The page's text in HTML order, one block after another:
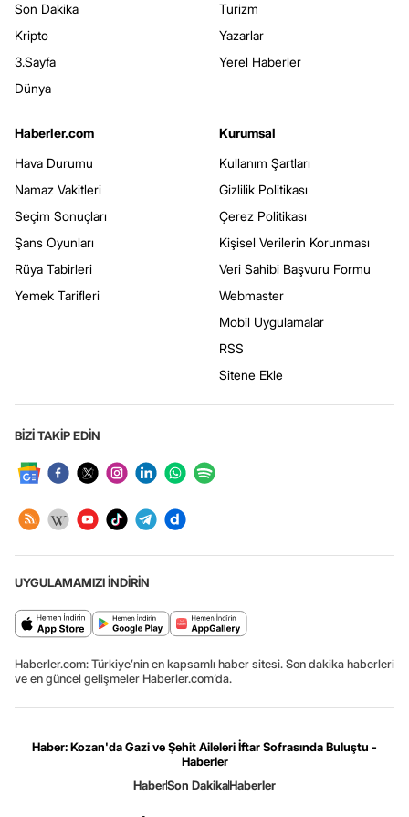
Son Dakika
Kripto
3.Sayfa
Dünya
Turizm
Yazarlar
Yerel Haberler
Haberler.com
Hava Durumu
Namaz Vakitleri
Seçim Sonuçları
Şans Oyunları
Rüya Tabirleri
Yemek Tarifleri
Kurumsal
Kullanım Şartları
Gizlilik Politikası
Çerez Politikası
Kişisel Verilerin Korunması
Veri Sahibi Başvuru Formu
Webmaster
Mobil Uygulamalar
RSS
Sitene Ekle
BİZİ TAKİP EDİN
UYGULAMAMIZI İNDİRİN
Haberler.com: Türkiye’nin en kapsamlı haber sitesi. Son dakika haberleri
ve en güncel gelişmeler Haberler.com’da.
Haber: Kozan'da Gazi ve Şehit Aileleri İftar Sofrasında Buluştu -
Haberler
HaberSon DakikaHaberler